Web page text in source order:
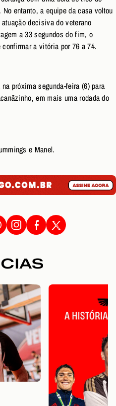
entanto, a equipe da casa voltou
decisiva do veterano
a 33 segundos do fim, o
a vitória por 76 a 74.
próxima segunda-feira (6) para
em mais uma rodada do
e Manel.